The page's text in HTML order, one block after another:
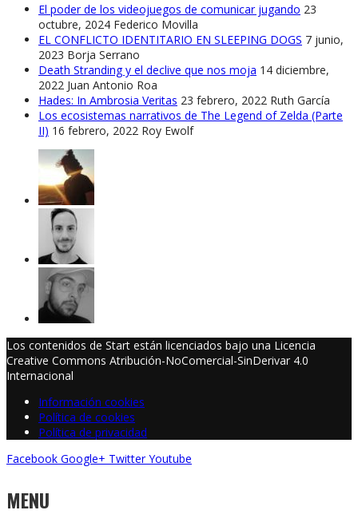
El poder de los videojuegos de comunicar jugando 23
octubre, 2024 Federico Movilla
EL CONFLICTO IDENTITARIO EN SLEEPING DOGS 7 junio,
2023 Borja Serrano
Death Stranding y el declive que nos moja 14 diciembre,
2022 Juan Antonio Roa
Hades: In Ambrosia Veritas 23 febrero, 2022 Ruth García
Los ecosistemas narrativos de The Legend of Zelda (Parte
II) 16 febrero, 2022 Roy Ewolf
Los contenidos de Start están licenciados bajo una Licencia
Creative Commons Atribución-NoComercial-SinDerivar 4.0
Internacional
Información cookies
Política de cookies
Política de privacidad
Facebook Google+ Twitter Youtube
MENU